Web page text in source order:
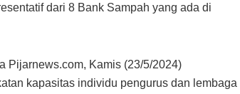
dari 8 Bank Sampah yang ada di
Pijarnews.com, Kamis (23/5/2024)
kapasitas individu pengurus dan lembaga